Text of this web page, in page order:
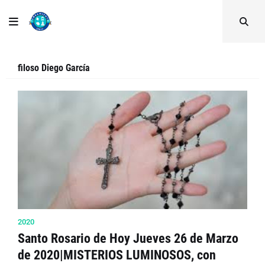
filoso Diego García
2020
Santo Rosario de Hoy Jueves 26 de Marzo
de 2020|MISTERIOS LUMINOSOS, con